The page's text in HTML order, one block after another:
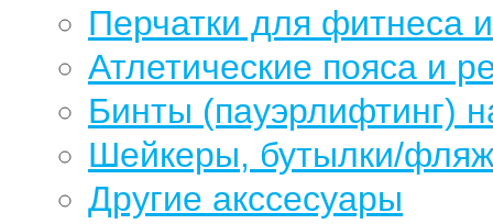
Перчатки для фитнеса
Атлетические пояса и
Бинты (пауэрлифтинг)
Шейкеры, бутылки/
Другие акссесуары